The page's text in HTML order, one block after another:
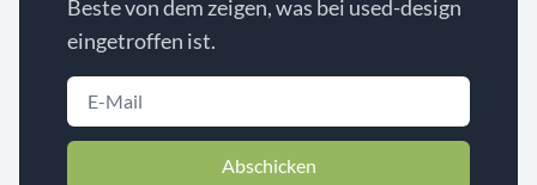
Beste von dem zeigen, was bei used-design
eingetroffen ist.
Abschicken